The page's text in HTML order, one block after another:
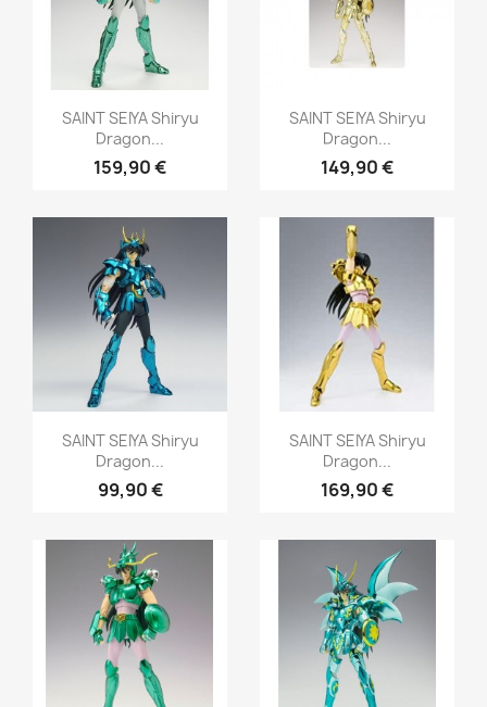
Aperçu rapide
SAINT SEIYA Shiryu
Dragon...
159,90 €
Aperçu rapide
SAINT SEIYA Shiryu
Dragon...
149,90 €
Aperçu rapide
SAINT SEIYA Shiryu
Dragon...
99,90 €
Aperçu rapide
SAINT SEIYA Shiryu
Dragon...
169,90 €